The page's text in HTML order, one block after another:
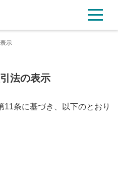
示
法の表示
11条に基づき、以下のとおり